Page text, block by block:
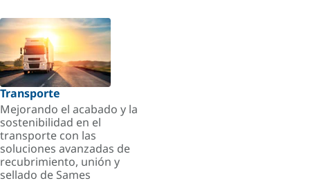
Transporte
Mejorando el acabado y la
sostenibilidad en el
transporte con las
soluciones avanzadas de
recubrimiento, unión y
sellado de Sames